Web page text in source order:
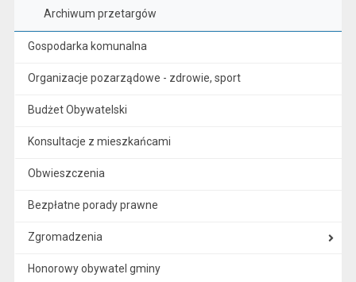
Archiwum przetargów
Gospodarka komunalna
Organizacje pozarządowe - zdrowie, sport
Budżet Obywatelski
Konsultacje z mieszkańcami
Obwieszczenia
Bezpłatne porady prawne
Zgromadzenia
Honorowy obywatel gminy